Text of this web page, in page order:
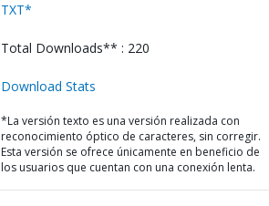
TXT*
Total Downloads** : 220
Download Stats
*La versión texto es una versión realizada con
reconocimiento óptico de caracteres, sin corregir.
Esta versión se ofrece únicamente en beneficio de
los usuarios que cuentan con una conexión lenta.